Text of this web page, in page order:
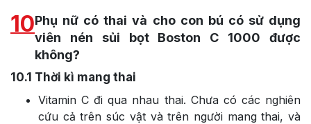
10Phụ nữ có thai và cho con bú có sử dụng
viên nén sủi bọt Boston C 1000 được
không?
10.1 Thời kì mang thai
Vitamin C đi qua nhau thai. Chưa có các nghiên
cứu cả trên súc vật và trên người mang thai, và